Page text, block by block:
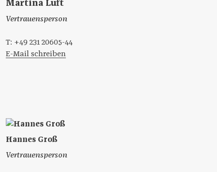
Martina Luft
Vertrauensperson
T: +49 231 20605-44
E-Mail schreiben
Hannes Groß
Vertrauensperson